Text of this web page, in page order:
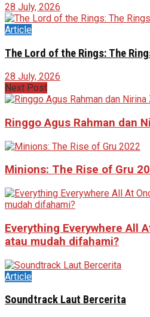
28 July, 2026
Article
The Lord of the Rings: The
28 July, 2026
Next Post
Ringgo Agus Rahman dan
Minions: The Rise of Gru
Everything Everywhere All
atau mudah difahami?
Article
Soundtrack Laut Bercerita